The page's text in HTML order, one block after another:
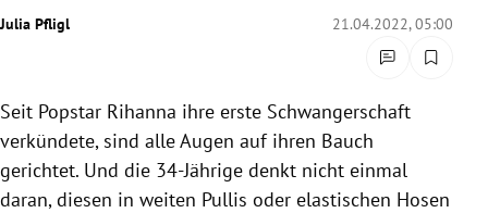
Untermenü
Untermenü
Untermenü
Julia Pfligl 21.04.2022, 05:00
Seit Popstar Rihanna ihre erste Schwangerschaft
verkündete, sind alle Augen auf ihren Bauch
gerichtet. Und die 34-Jährige denkt nicht einmal
daran, diesen in weiten Pullis oder elastischen Hosen